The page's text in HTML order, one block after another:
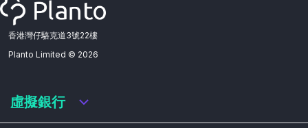
香港灣仔駱克道3號22樓
Planto Limited © 2026
虛擬銀行